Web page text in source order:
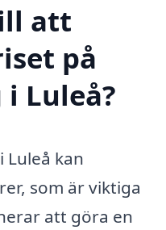
att
på
Luleå?
Luleå kan
som är viktiga
att göra en